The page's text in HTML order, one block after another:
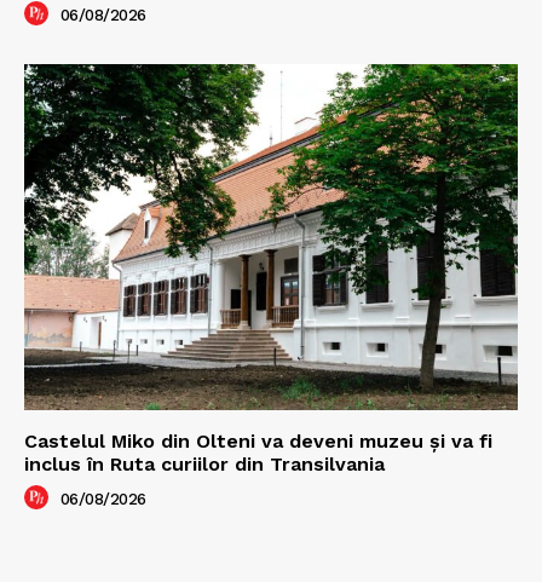
06/08/2026
Castelul Miko din Olteni va deveni muzeu şi va fi
inclus în Ruta curiilor din Transilvania
06/08/2026